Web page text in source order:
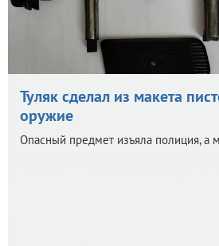
Туляк сделал из макета
оружие
Опасный предмет изъяла полиция, а